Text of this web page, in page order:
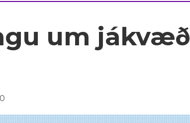
um jákvæð